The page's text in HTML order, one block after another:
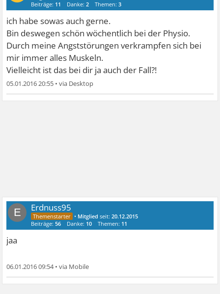
Beiträge: 11 Danke:2 Themen:3
ich habe sowas auch gerne.
Bin deswegen schön wöchentlich bei der Physio.
Durch meine Angststörungen verkrampfen sich bei
mir immer alles Muskeln.
Vielleicht ist das bei dir ja auch der Fall?!
05.01.2016 20:55 •
E Erdnuss95
• Mitglied seit:20.12.2015
Beiträge:56 Danke: 10 Themen: 11
jaa
06.01.2016 09:54•